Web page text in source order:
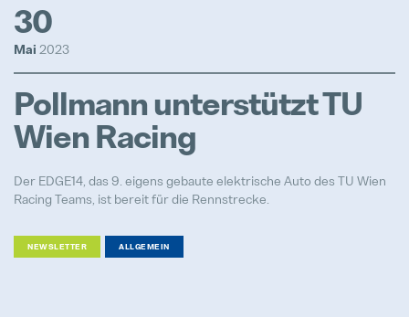
Trainee Programm
Hervorgehoben
30
Mai 2023
Pollmann unterstützt TU
Wien Racing
Der EDGE14, das 9. eigens gebaute elektrische Auto des TU Wien
Racing Teams, ist bereit für die Rennstrecke.
NEWSLETTER ALLGEMEIN